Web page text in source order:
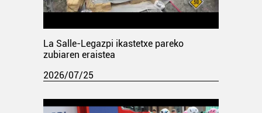
La Salle-Legazpi ikastetxe pareko
zubiaren eraistea
2026/07/25